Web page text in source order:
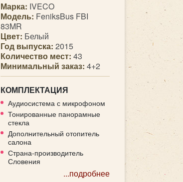
Марка: IVECO
Модель: FeniksBus FBI
83MR
Цвет: Белый
Год выпуска: 2015
Количество мест: 43
Минимальный заказ: 4+2
КОМПЛЕКТАЦИЯ
Аудиосистема с микрофоном
Тонированные панорамные
стекла
Дополнительный отопитель
салона
Страна-производитель
Словения
...подробнее